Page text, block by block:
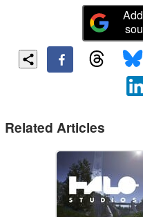
Related Articles